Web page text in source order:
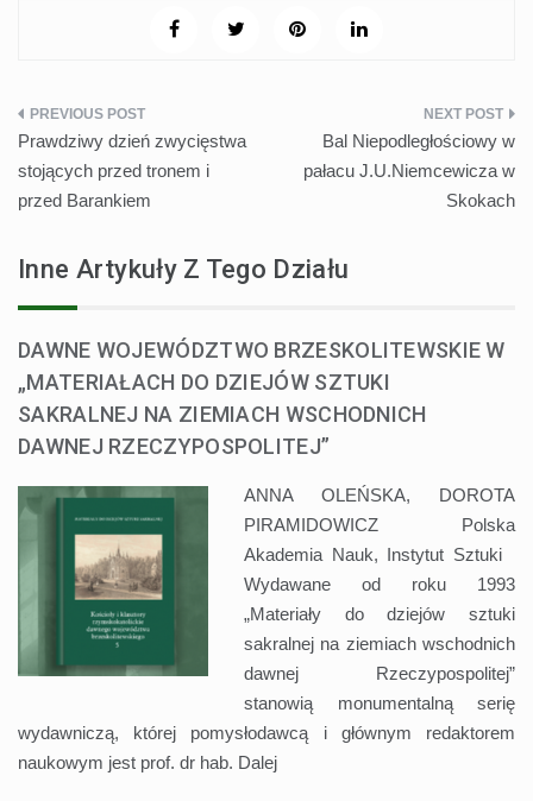
Nawigacja
wpisu
Prawdziwy dzień zwycięstwa
stojących przed tronem i
przed Barankiem
Bal Niepodległościowy w
pałacu J.U.Niemcewicza w
Skokach
Inne Artykuły Z Tego Działu
DAWNE WOJEWÓDZTWO BRZESKOLITEWSKIE W
„MATERIAŁACH DO DZIEJÓW SZTUKI
SAKRALNEJ NA ZIEMIACH WSCHODNICH
DAWNEJ RZECZYPOSPOLITEJ”
ANNA OLEŃSKA, DOROTA
PIRAMIDOWICZ Polska
Akademia Nauk, Instytut Sztuki
Wydawane od roku 1993
„Materiały do dziejów sztuki
sakralnej na ziemiach wschodnich
dawnej Rzeczypospolitej”
stanowią monumentalną serię
wydawniczą, której pomysłodawcą i głównym redaktorem
naukowym jest prof. dr hab. Dalej